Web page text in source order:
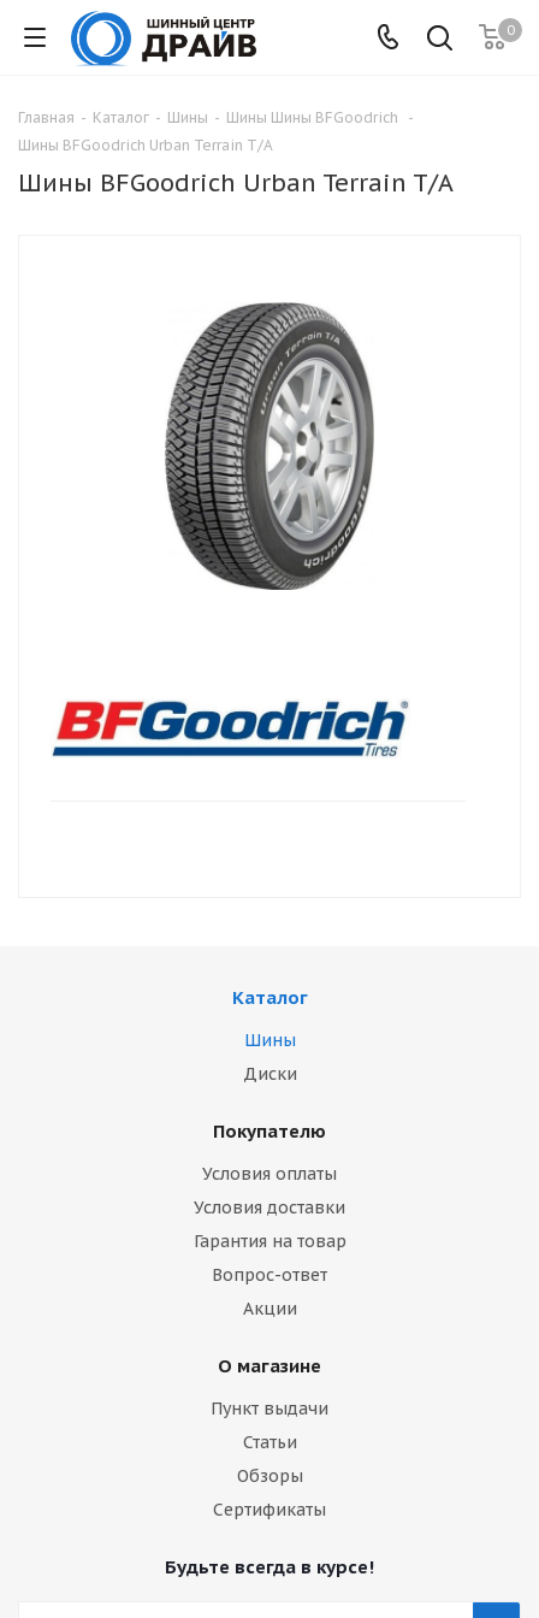
0
Главная - Каталог - Шины - Шины Шины BFGoodrich
-
Шины BFGoodrich Urban Terrain T/A
Шины BFGoodrich Urban Terrain T/A
Каталог
Шины
Диски
Покупателю
Условия оплаты
Условия доставки
Гарантия на товар
Вопрос-ответ
Акции
О магазине
Пункт выдачи
Статьи
Обзоры
Сертификаты
Будьте всегда в курсе!